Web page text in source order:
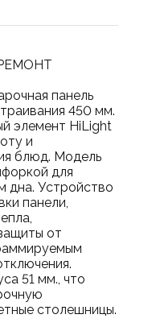
панель
450 мм.
элемент HiLight
и
блюд. Модель
для
дна. Устройство
панели,
от
51 мм., что
столешницы.